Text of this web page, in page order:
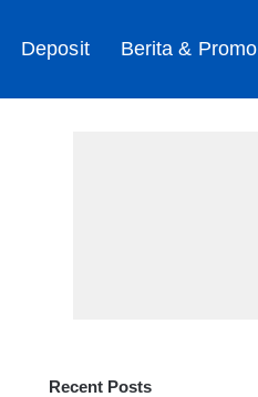
Deposit Berita & Promo
Recent Posts